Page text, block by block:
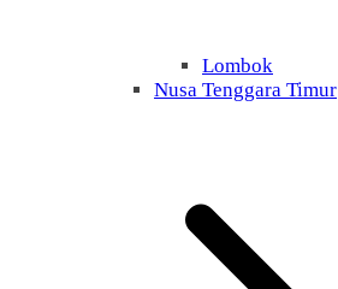
Lombok
Nusa Tenggara Timur